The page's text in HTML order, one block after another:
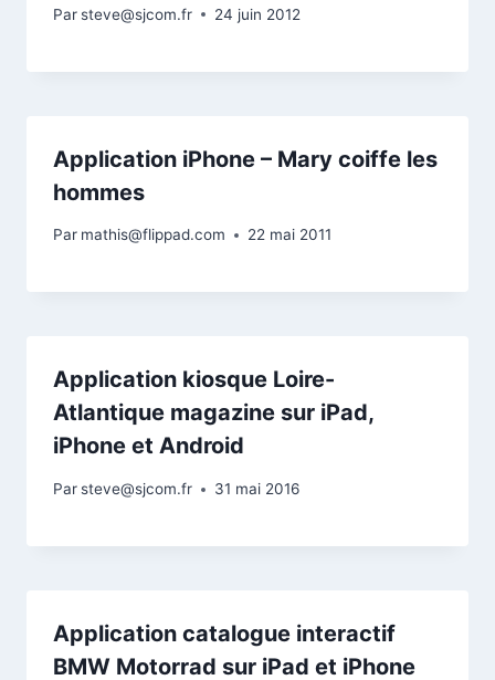
Parsteve@sjcom.fr 24 juin 2012
Application iPhone – Mary coiffe les
hommes
Par mathis@flippad.com 22 mai 2011
Application kiosque Loire-
Atlantique magazine sur iPad,
iPhone et Android
Parsteve@sjcom.fr 31 mai 2016
Application catalogue interactif
BMW Motorrad sur iPad et iPhone